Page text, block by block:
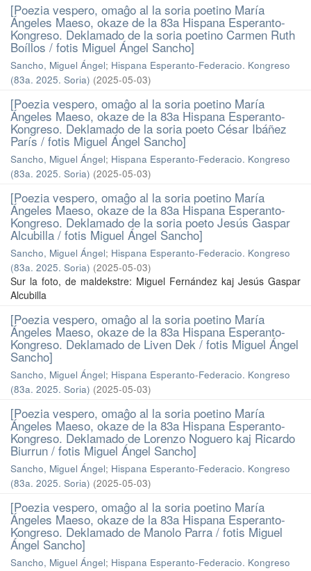
[Poezia vespero, omaĝo al la soria poetino María
Ángeles Maeso, okaze de la 83a Hispana Esperanto-
Kongreso. Deklamado de la soria poetino Carmen Ruth
Boíllos / fotis Miguel Ángel Sancho]
Sancho, Miguel Ángel; Hispana Esperanto-Federacio. Kongreso
(83a. 2025. Soria) (2025-05-03)
[Poezia vespero, omaĝo al la soria poetino María
Ángeles Maeso, okaze de la 83a Hispana Esperanto-
Kongreso. Deklamado de la soria poeto César Ibáñez
París / fotis Miguel Ángel Sancho]
Sancho, Miguel Ángel; Hispana Esperanto-Federacio. Kongreso
(83a. 2025. Soria) (2025-05-03)
[Poezia vespero, omaĝo al la soria poetino María
Ángeles Maeso, okaze de la 83a Hispana Esperanto-
Kongreso. Deklamado de la soria poeto Jesús Gaspar
Alcubilla / fotis Miguel Ángel Sancho]
Sancho, Miguel Ángel; Hispana Esperanto-Federacio. Kongreso
(83a. 2025. Soria) (2025-05-03)
Sur la foto, de maldekstre: Miguel Fernández kaj Jesús Gaspar
Alcubilla
[Poezia vespero, omaĝo al la soria poetino María
Ángeles Maeso, okaze de la 83a Hispana Esperanto-
Kongreso. Deklamado de Liven Dek / fotis Miguel Ángel
Sancho]
Sancho, Miguel Ángel; Hispana Esperanto-Federacio. Kongreso
(83a. 2025. Soria) (2025-05-03)
[Poezia vespero, omaĝo al la soria poetino María
Ángeles Maeso, okaze de la 83a Hispana Esperanto-
Kongreso. Deklamado de Lorenzo Noguero kaj Ricardo
Biurrun / fotis Miguel Ángel Sancho]
Sancho, Miguel Ángel; Hispana Esperanto-Federacio. Kongreso
(83a. 2025. Soria) (2025-05-03)
[Poezia vespero, omaĝo al la soria poetino María
Ángeles Maeso, okaze de la 83a Hispana Esperanto-
Kongreso. Deklamado de Manolo Parra / fotis Miguel
Ángel Sancho]
Sancho, Miguel Ángel; Hispana Esperanto-Federacio. Kongreso